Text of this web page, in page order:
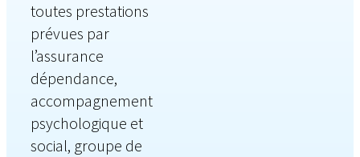
toutes prestations
prévues par
l’assurance
dépendance,
accompagnement
psychologique et
social, groupe de